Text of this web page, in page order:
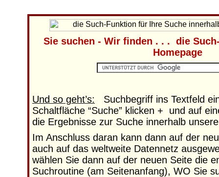
Sie suchen - Wir finden . . . die
Homepage
Und so geht’s: Suchbegriff ins Textfeld
Schaltfläche “Suche” klicken + und auf
die Ergebnisse zur Suche innerhalb
Im Anschluss daran kann dann auf der
auch auf das weltweite Datennetz
wählen Sie dann auf der neuen Seite die
Suchroutine (am Seitenanfang), WO Sie